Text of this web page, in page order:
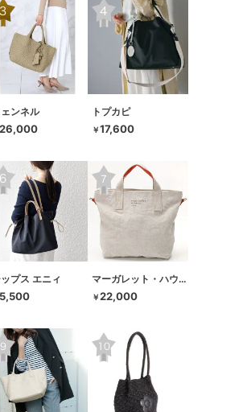
ンネル
26,000
トプカピ
￥17,600
プス エニィ
5,500
マーガレット・ハウエル アイデア
￥22,000